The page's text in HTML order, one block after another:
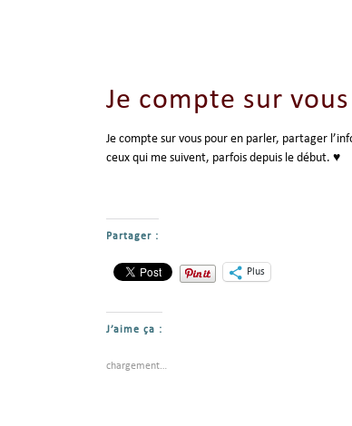
Je compte sur vous
Je compte sur vous pour en parler, partager
ceux qui me suivent, parfois depuis le début. ♥
Partager :
Plus
J’aime ça :
chargement…